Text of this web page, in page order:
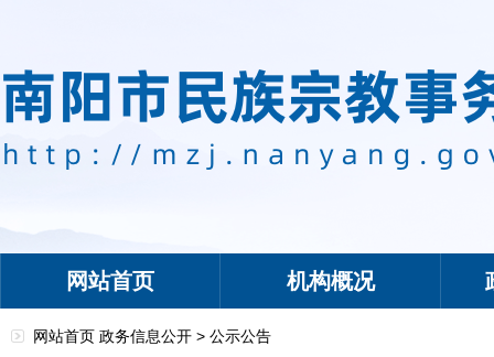
网站首页 机构概况
网站首页 政务信息公开 > 公示公告